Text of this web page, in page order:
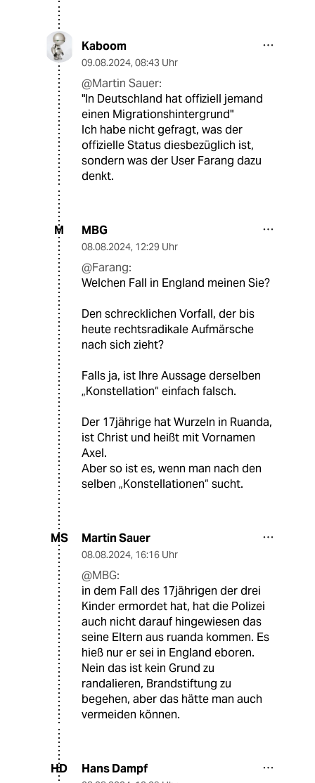
Kaboom
09.08.2024, 08:43 Uhr
@Martin Sauer:
"In Deutschland hat offiziell jemand
einen Migrationshintergrund"
Ich habe nicht gefragt, was der
offizielle Status diesbezüglich ist,
sondern was der User Farang dazu
denkt.
M MBG
08.08.2024, 12:29 Uhr
@Farang:
Welchen Fall in England meinen Sie?
Den schrecklichen Vorfall, der bis
heute rechtsradikale Aufmärsche
nach sich zieht?
Falls ja, ist Ihre Aussage derselben
„Konstellation“ einfach falsch.
Der 17jährige hat Wurzeln in Ruanda,
ist Christ und heißt mit Vornamen
Axel.
Aber so ist es, wenn man nach den
selben „Konstellationen“ sucht.
MS Martin Sauer
08.08.2024, 16:16 Uhr
@MBG:
in dem Fall des 17jährigen der drei
Kinder ermordet hat, hat die Polizei
auch nicht darauf hingewiesen das
seine Eltern aus ruanda kommen. Es
hieß nur er sei in England eboren.
Nein das ist kein Grund zu
randalieren, Brandstiftung zu
begehen, aber das hätte man auch
vermeiden können.
HD Hans Dampf